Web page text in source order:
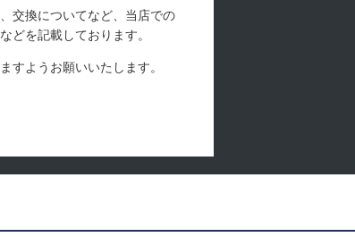
交換についてなど、当店での
どを記載しております。
すようお願いいたします。